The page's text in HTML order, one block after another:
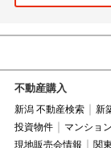
不動産購入
新潟 不動産検索 新
投資物件
マンショ
現地販売会情報
関